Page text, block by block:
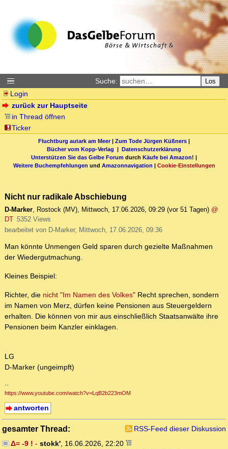
Suche: Los
Login
zurück zur Hauptseite
in Thread öffnen
Ticker
Fluchtburg autark am Meer| Zum Tode Jürgen Küßners |
Bücher vom Kopp-Verlag | Datenschutzerklärung
Unterstützen Sie das Gelbe Forum durch Käufe bei Amazon! |
Weitere Buchempfehlungen und Amazonnavigation | Cookie-Einstellungen
Nicht nur radikale Abschiebung
D-Marker, Rostock (MV), Mittwoch, 17.06.2026, 09:29 (vor 51 Tagen) @
DT 5352 Views
bearbeitet von D-Marker, Mittwoch, 17.06.2026, 09:36
Man könnte Unmengen Geld sparen durch gezielte Maßnahmen
der Wiedergutmachung.
Kleines Beispiel:
Richter, die nicht "Im Namen des Volkes" Recht sprechen, sondern
im Namen von Merz, dürfen keine Pensionen aus Steuergeldern
erhalten. Die können von mir aus einschließlich Staatsanwälte ihre
Pensionen beim Kanzler einklagen.
LG
D-Marker (ungeimpft)
--
https://www.youtube.com/watch?v=LqB2b223mOM
antworten
gesamter Thread:
RSS-Feed dieser Diskussion
Δ= -9 ! - stokk', 16.06.2026, 22:20